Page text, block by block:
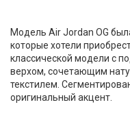
Модель Air Jordan OG
которые хотели
классической модели с
верхом, сочетающим
текстилем.
оригинальный акцент.